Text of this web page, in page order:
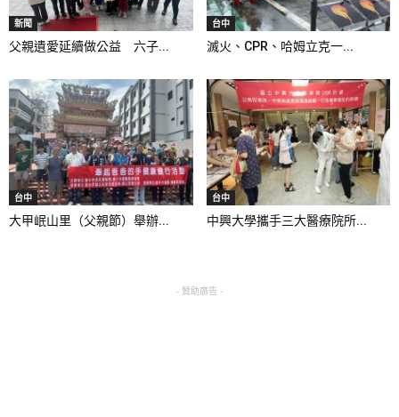
新聞
父親遺愛延續做公益 六子...
台中
滅火、CPR、哈姆立克一...
台中
大甲岷山里（父親節）舉辦...
台中
中興大學攜手三大醫療院所...
- 贊助廣告 -